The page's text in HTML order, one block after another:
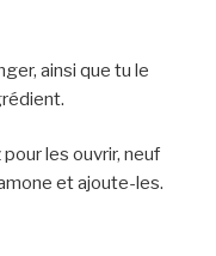
ainsi que tu le
les ouvrir, neuf
et ajoute-les.